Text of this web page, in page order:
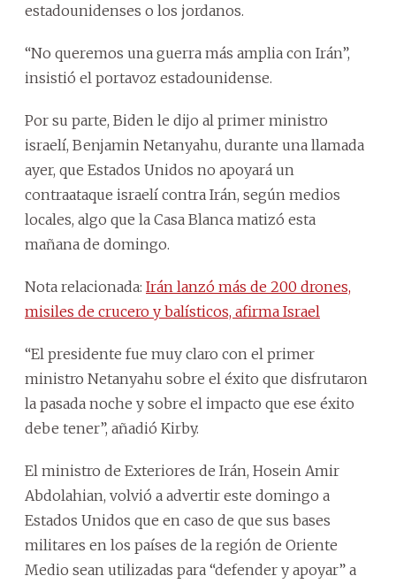
estadounidenses o los jordanos.
“No queremos una guerra más amplia con Irán”,
insistió el portavoz estadounidense.
Por su parte, Biden le dijo al primer ministro
israelí, Benjamin Netanyahu, durante una llamada
ayer, que Estados Unidos no apoyará un
contraataque israelí contra Irán, según medios
locales, algo que la Casa Blanca matizó esta
mañana de domingo.
Nota relacionada: Irán lanzó más de 200 drones,
misiles de crucero y balísticos, afirma Israel
“El presidente fue muy claro con el primer
ministro Netanyahu sobre el éxito que disfrutaron
la pasada noche y sobre el impacto que ese éxito
debe tener”, añadió Kirby.
El ministro de Exteriores de Irán, Hosein Amir
Abdolahian, volvió a advertir este domingo a
Estados Unidos que en caso de que sus bases
militares en los países de la región de Oriente
Medio sean utilizadas para “defender y apoyar” a